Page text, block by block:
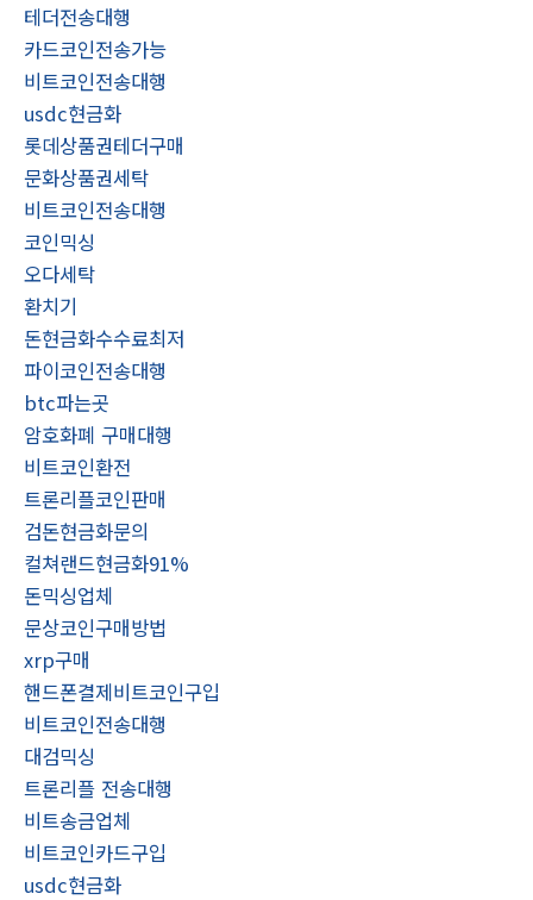
테더전송대행
카드코인전송가능
비트코인전송대행
usdc현금화
롯데상품권테더구매
문화상품권세탁
비트코인전송대행
코인믹싱
오다세탁
환치기
돈현금화수수료최저
파이코인전송대행
btc파는곳
암호화폐 구매대행
비트코인환전
트론리플코인판매
검돈현금화문의
컬쳐랜드현금화91%
돈믹싱업체
문상코인구매방법
xrp구매
핸드폰결제비트코인구입
비트코인전송대행
대검믹싱
트론리플 전송대행
비트송금업체
비트코인카드구입
usdc현금화